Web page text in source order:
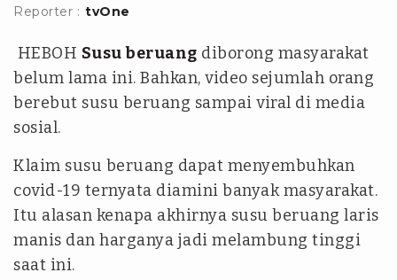
Reporter : tvOne
HEBOH Susu beruang diborong masyarakat
belum lama ini. Bahkan, video sejumlah orang
berebut susu beruang sampai viral di media
sosial.
Klaim susu beruang dapat menyembuhkan
covid-19 ternyata diamini banyak masyarakat.
Itu alasan kenapa akhirnya susu beruang laris
manis dan harganya jadi melambung tinggi
saat ini.